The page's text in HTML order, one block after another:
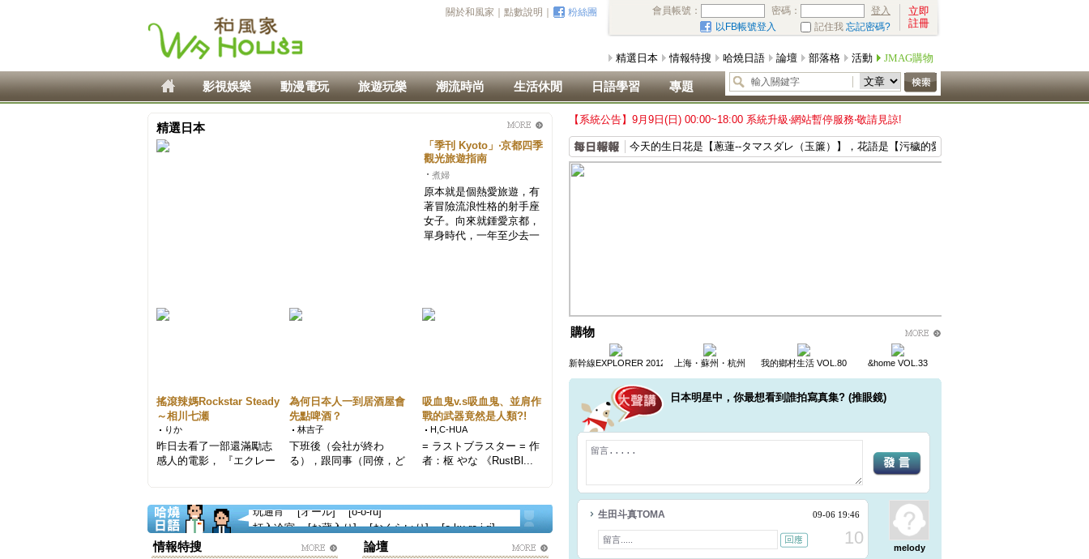
會員帳號： 密碼：
登入
以FB帳號登入
記住我 忘記密碼?
立即
註冊
關於和風家 點數說明 粉絲團
精選日本 情報特搜 哈燒日語 論壇 部落格 活動 JMAG購物
影視娛樂 動漫電玩 旅遊玩樂 潮流時尚 生活休閒 日語學習 專題
精選日本
「季刊 Kyoto」‧京都四季
觀光旅遊指南
煮婦
原本就是個熱愛旅遊，有
著冒險流浪性格的射手座
女子。向來就鍾愛京都，
單身時代，一年至少去一
搖滾辣媽Rockstar Steady
～相川七瀬
りか
昨日去看了一部還滿勵志
感人的電影， 『エクレー
為何日夲人一到居酒屋會
先點啤酒？
林吉子
下班後（会社が終わ
る），跟同事（同僚，ど
吸血鬼v.s吸血鬼、並肩作
戰的武器竟然是人類?!
H,C-HUA
= ラストブラスター = 作
者：枢 やな 《RustBl...
打入冷宮 [お蔵入り] [おくらいり] [o-ku-ra-i-ri]
熟客菜單 [裏メニュー] [うらメニュー] [u-ra-me-
性感可愛 [エロかわ] [e-ro-ka-wa]
情報特搜 論壇
【系統公告】9月9日(日) 00:00~18:00 系統升級‧網站暫停服務‧敬請見諒!
今天的生日花是【蔥蓮--タマスダレ（玉簾）】，花語是【污穢的愛--汚れなき愛】，今天的生日
購物
新幹線EXPLORER 2012年9月號上海・蘇州・杭州 我的鄉村生活 VOL.80 &home VOL.33
日本明星中，你最想看到誰拍寫真集? (推眼鏡)
melody
生田斗真TOMA 09-06 19:46
10